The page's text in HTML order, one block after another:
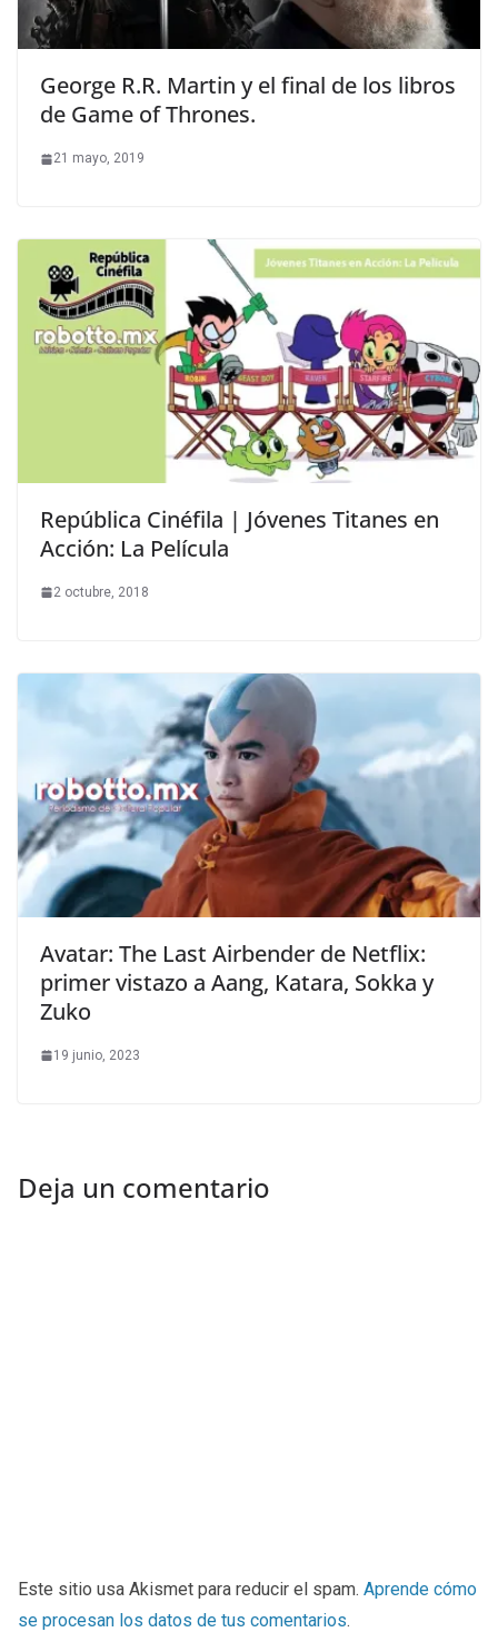
George R.R. Martin y el final de los libros
de Game of Thrones.
21 mayo, 2019
República Cinéfila | Jóvenes Titanes en
Acción: La Película
2 octubre, 2018
Avatar: The Last Airbender de Netflix:
primer vistazo a Aang, Katara, Sokka y
Zuko
19 junio, 2023
Deja un comentario
Este sitio usa Akismet para reducir el spam. Aprende cómo
se procesan los datos de tus comentarios.